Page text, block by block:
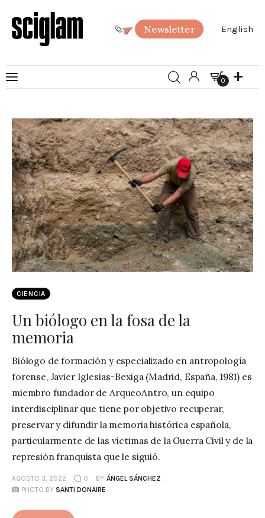
Newsletter English
0
Arte
Ciencia
Sociedad
SciGlam Responde
Acerca de
CIENCIA
Un biólogo en la fosa de la
memoria
Biólogo de formación y especializado en antropología
forense, Javier Iglesias-Bexiga (Madrid, España, 1981) es
miembro fundador de ArqueoAntro, un equipo
interdisciplinar que tiene por objetivo recuperar,
preservar y difundir la memoria histórica española,
particularmente de las víctimas de la Guerra Civil y de la
represión franquista que le siguió.
AGOSTO 3, 2022 0 BY ÁNGEL SÁNCHEZ
PHOTO BY SANTI DONAIRE